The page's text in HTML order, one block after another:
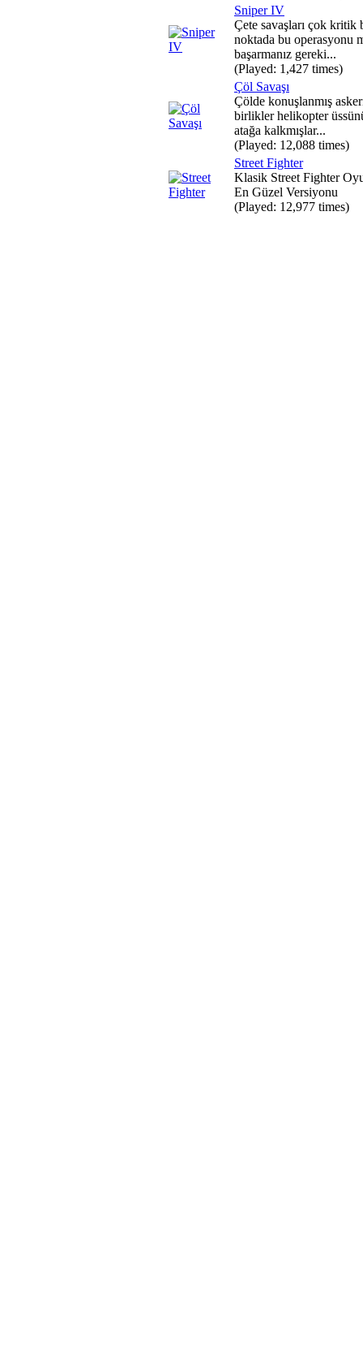
Sniper IV
Çete savaşları çok kritik
noktada bu operasyonu
başarmanız gereki...
(Played: 1,427 times)
Çöl Savaşı
Çölde konuşlanmış
birlikler helikopter
atağa kalkmışlar...
(Played: 12,088 times)
Street Fighter
Klasik Street Fighter
En Güzel Versiyonu
(Played: 12,977 times)